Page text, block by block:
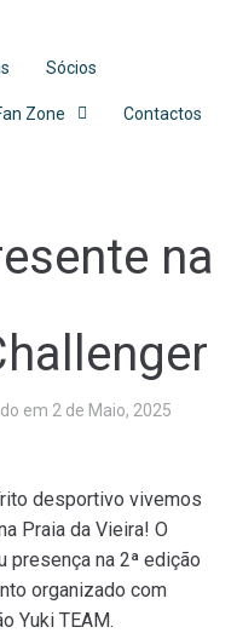
Sócios
Zone Contactos
na
em 2 de Maio, 2025
desportivo vivemos
Praia da Vieira! O
presença na 2ª edição
organizado com
Yuki TEAM.